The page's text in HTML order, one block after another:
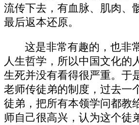
流传下去，有血脉、肌肉、
最后返本还原。
这是非常有趣的，也非
人生哲学，所以中国文化的
生死并没有看得很严重。于
老师传徒弟的制度，过去一
徒弟，把所有本领学问都教
师自己很高兴，认为这个徒